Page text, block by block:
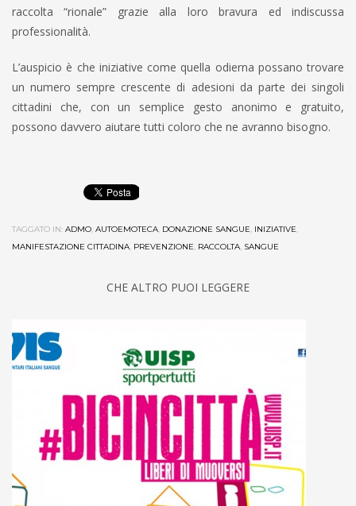
raccolta “rionale” grazie alla loro bravura ed indiscussa
professionalità.
L’auspicio è che iniziative come quella odierna possano trovare
un numero sempre crescente di adesioni da parte dei singoli
cittadini che, con un semplice gesto anonimo e gratuito,
possono davvero aiutare tutti coloro che ne avranno bisogno.
TAGGATO IN: ADMO, AUTOEMOTECA, DONAZIONE SANGUE, INIZIATIVE,
MANIFESTAZIONE CITTADINA, PREVENZIONE, RACCOLTA, SANGUE
CHE ALTRO PUOI LEGGERE